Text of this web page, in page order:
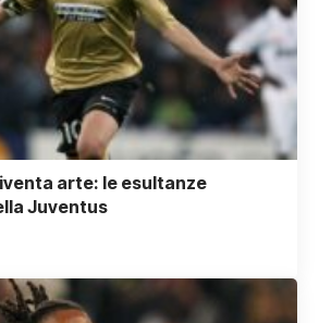
arte: le esultanze
Juventus